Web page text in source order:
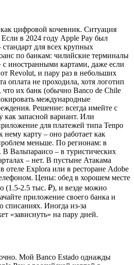
цифровой кочевник. Ситуация
Если в 2024 году Apple Pay был
для всех крупных
по банкам: чилийские терминалы
с иностранными картами, даже если
Revolut, и пару раз в небольших
оплата не проходила, хотя логотип
их банк (обычно Banco de Chile
международные
Решение: всегда имейте с
как запасной вариант. Или
для платежей типа Tenpo
карту – оно работает как
меньше. По регионам: в
В Вальпараисо – в туристических
– нет. В пустыне Атакама
отеле Explora или в ресторане Adobe
Цены: обед в хорошем месте
(1.5-2.5 тыс. ₽), и везде можно
приложение своего банка и
списаниях. Иногда из-за
«зависнуть» на пару дней.
Мой Banco Estado однажды